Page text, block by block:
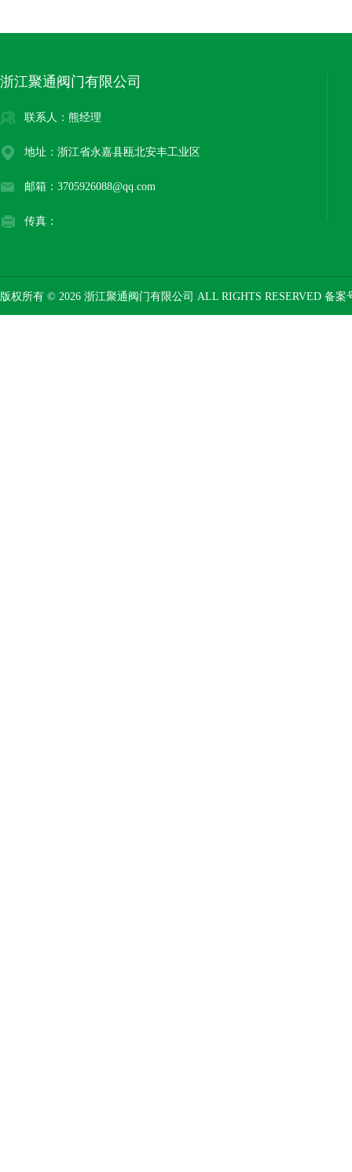
浙江聚通阀门有限公司
联系人：熊经理
地址：浙江省永嘉县瓯北安丰工业区
邮箱：3705926088@qq.com
传真：
版权所有 © 2026 浙江聚通阀门有限公司 ALL RIGHTS RESERVED 备案